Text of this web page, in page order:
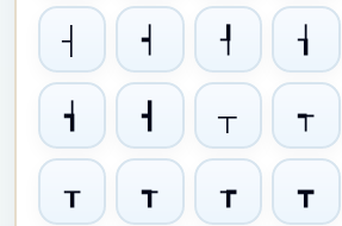
┤ ┥ ┦ ┧
┪ ┫ ┬ ┭
┰ ┱ ┲ ┳